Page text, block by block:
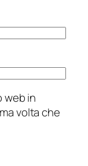
web in
volta che